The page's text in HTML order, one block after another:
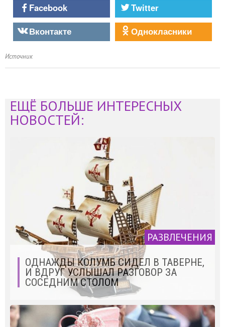
Facebook
Twitter
Вконтакте
Однокласники
Источник
ЕЩЁ БОЛЬШЕ ИНТЕРЕСНЫХ
НОВОСТЕЙ:
РАЗВЛЕЧЕНИЯ
ОДНАЖДЫ КОЛУМБ СИДЕЛ В ТАВЕРНЕ,
И ВДРУГ УСЛЫШАЛ РАЗГОВОР ЗА
СОСЕДНИМ СТОЛОМ